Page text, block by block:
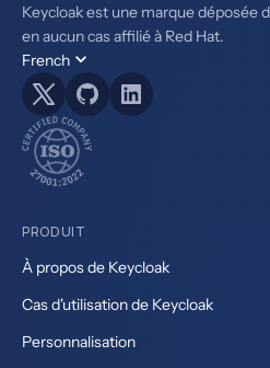
Keycloak est une marque déposée
en aucun cas affilié à Red Hat.
French
PRODUIT
À propos de Keycloak
Cas d'utilisation de Keycloak
Personnalisation